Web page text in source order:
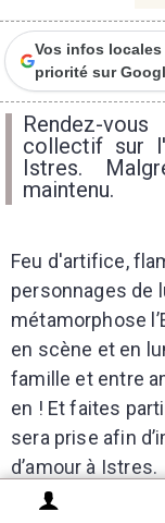
Vos infos
priorité sur
Rendez-
collectif sur
Istres.
maintenu.
Feu d'artifice,
personnages de
métamorphose
en scène et en
famille et entre
en ! Et faites
sera prise afin
d’amour à Istres.